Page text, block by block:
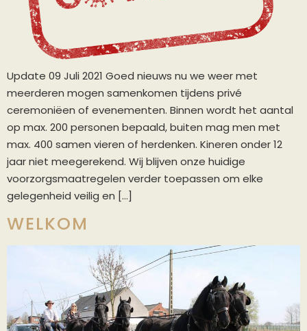
Update 09 Juli 2021 Goed nieuws nu we weer met
meerderen mogen samenkomen tijdens privé
ceremoniëen of evenementen. Binnen wordt het aantal
op max. 200 personen bepaald, buiten mag men met
max. 400 samen vieren of herdenken. Kineren onder 12
jaar niet meegerekend. Wij blijven onze huidige
voorzorgsmaatregelen verder toepassen om elke
gelegenheid veilig en […]
WELKOM